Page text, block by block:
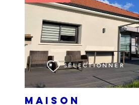
MAISON
SÉLECTIONNER
VOIR LE BIEN